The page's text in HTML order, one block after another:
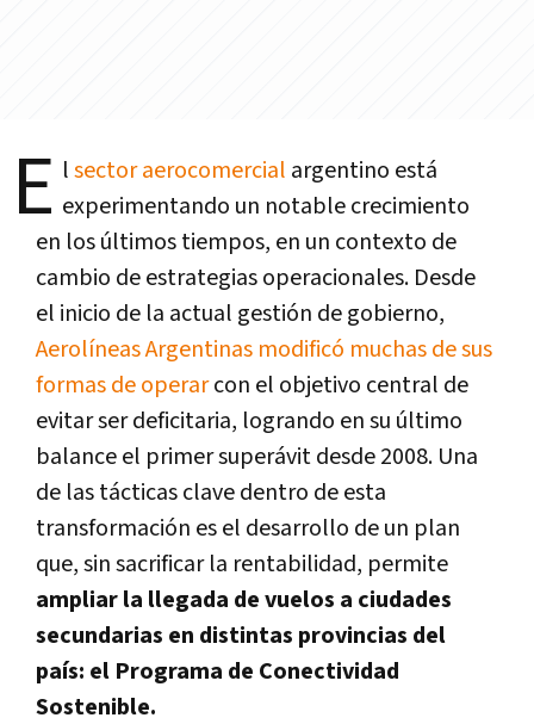
E lsector aerocomercial argentino está
experimentando un notable crecimiento
en los últimos tiempos, en un contexto de
cambio de estrategias operacionales. Desde
el inicio de la actual gestión de gobierno,
Aerolíneas Argentinas modificó muchas de sus
formas de operarcon el objetivo central de
evitar ser deficitaria, logrando en su último
balance el primer superávit desde 2008. Una
de las tácticas clave dentro de esta
transformación es el desarrollo de un plan
que, sin sacrificar la rentabilidad, permite
ampliar la llegada de vuelos a ciudades
secundarias en distintas provincias del
país: el Programa de Conectividad
Sostenible.